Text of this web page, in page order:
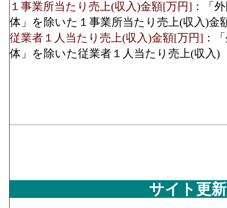
１事業所当たり売上(収入)金額[万円] ：「
体」を除いた１事業所当たり売上(収入)金
従業者１人当たり売上(収入)金額[万円] ：
体」を除いた従業者１人当たり売上(収入)
サイト更